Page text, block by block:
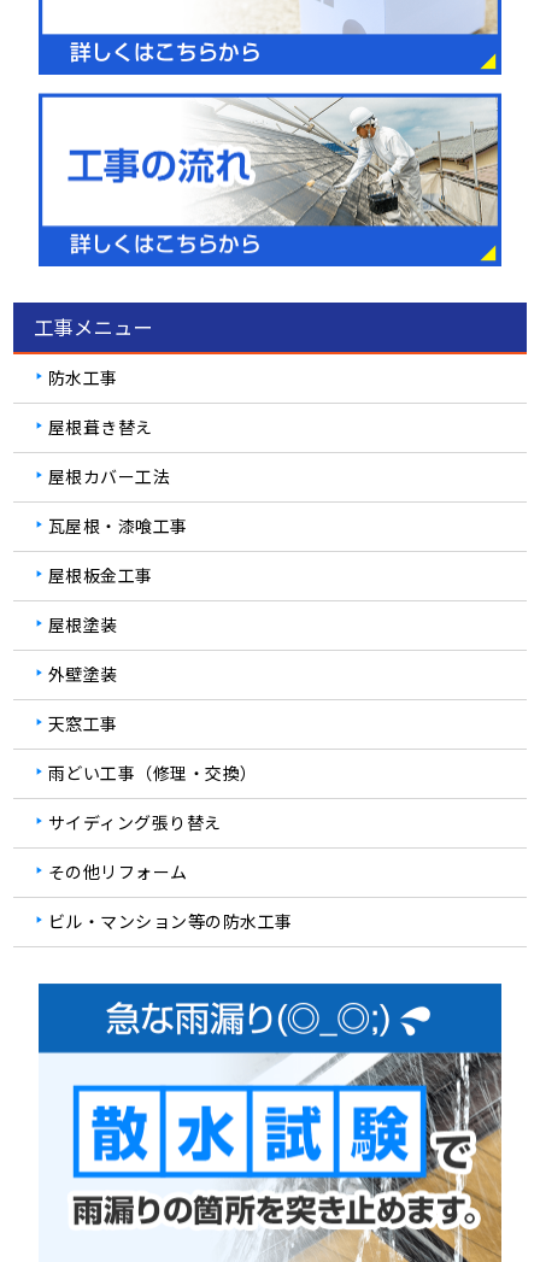
工事メニュー
防水工事
屋根葺き替え
屋根カバー工法
瓦屋根・漆喰工事
屋根板金工事
屋根塗装
外壁塗装
天窓工事
雨どい工事（修理・交換）
サイディング張り替え
その他リフォーム
ビル・マンション等の防水工事